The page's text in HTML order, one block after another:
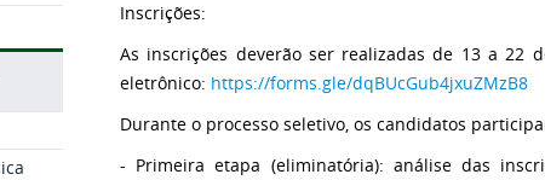
Inscrições:
As inscrições deverão ser realizadas de 13 a 22
eletrônico: https://forms.gle/dqBUcGub4jxuZMzB8
Durante o processo seletivo, os candidatos
- Primeira etapa (eliminatória): análise das